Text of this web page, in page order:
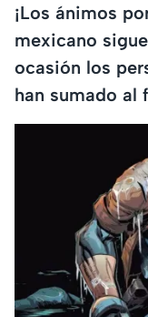
¡Los ánimos
mexicano
ocasión los
han sumado al